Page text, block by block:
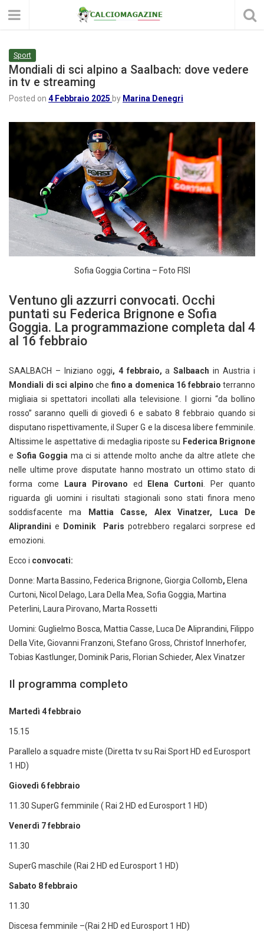
Sport
Mondiali di sci alpino a Saalbach: dove vedere
in tv e streaming
Posted on 4 Febbraio 2025 by Marina Denegri
Sofia Goggia Cortina – Foto FISI
Ventuno gli azzurri convocati. Occhi
puntati su Federica Brignone e Sofia
Goggia. La programmazione completa dal 4
al 16 febbraio
SAALBACH – Iniziano oggi, 4 febbraio,aSalbaach in Austria i
Mondiali di sci alpino che fino a domenica 16 febbraio terranno
migliaia si spettatori incollati alla televisione. I giorni “da bollino
rosso” saranno quelli di giovedì 6 e sabato 8 febbraio quando si
disputano rispettivamente, il Super G e la discesa libere femminile.
Altissime le aspettative di medaglia riposte su Federica Brignone
e Sofia Goggia ma ci si attende molto anche da altre atlete che
nelle ultime prove disputate hanno mostrato un ottimo stato di
forma come Laura Pirovano ed Elena Curtoni . Per quanto
riguarda gli uomini i risultati stagionali sono stati finora meno
soddisfacente ma Mattia Casse, Alex Vinatzer, Luca De
Aliprandini e Dominik Paris potrebbero regalarci sorprese ed
emozioni.
Ecco i convocati:
Donne: Marta Bassino, Federica Brignone, Giorgia Collomb, Elena
Curtoni, Nicol Delago, Lara Della Mea, Sofia Goggia, Martina
Peterlini, Laura Pirovano, Marta Rossetti
Uomini: Guglielmo Bosca, Mattia Casse, Luca De Aliprandini, Filippo
Della Vite, Giovanni Franzoni, Stefano Gross, Christof Innerhofer,
Tobias Kastlunger, Dominik Paris, Florian Schieder, Alex Vinatzer
Il programma completo
Martedì 4 febbraio
15.15
Parallelo a squadre miste (Diretta tv su Rai Sport HD ed Eurosport
1 HD)
Giovedì 6 febbraio
11.30 SuperG femminile ( Rai 2 HD ed Eurosport 1 HD)
Venerdì 7 febbraio
11.30
SuperG maschile (Rai 2 HD ed Eurosport 1 HD)
Sabato 8 febbraio
11.30
Discesa femminile –(Rai 2 HD ed Eurosport 1 HD)